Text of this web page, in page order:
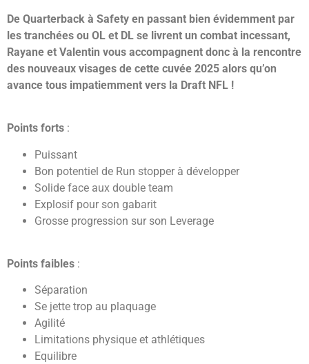
De Quarterback à Safety en passant bien évidemment par
les tranchées ou OL et DL se livrent un combat incessant,
Rayane et Valentin vous accompagnent donc à la rencontre
des nouveaux visages de cette cuvée 2025 alors qu’on
avance tous impatiemment vers la Draft NFL !
Points forts :
Puissant
Bon potentiel de Run stopper à développer
Solide face aux double team
Explosif pour son gabarit
Grosse progression sur son Leverage
Points faibles :
Séparation
Se jette trop au plaquage
Agilité
Limitations physique et athlétiques
Equilibre